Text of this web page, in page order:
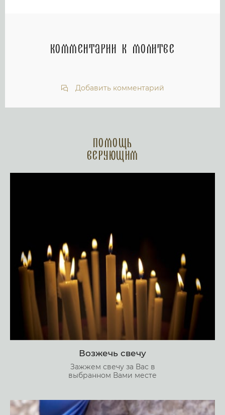
Комментарии к молитве
Добавить комментарий
Помощь
верующим
Возжечь свечу
Зажжем свечу за Вас в
выбранном Вами месте